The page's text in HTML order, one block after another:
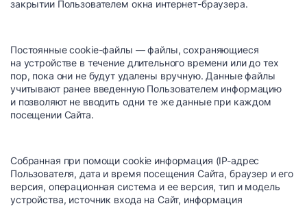
закрытии Пользователем окна интернет-браузера.
Постоянные cookie-файлы — файлы, сохраняющиеся
на устройстве в течение длительного времени или до тех
пор, пока они не будут удалены вручную. Данные файлы
учитывают ранее введенную Пользователем информацию
и позволяют не вводить одни те же данные при каждом
посещении Сайта.
Собранная при помощи cookie информация (IP-адрес
Пользователя, дата и время посещения Сайта, браузер и его
версия, операционная система и ее версия, тип и модель
устройства, источник входа на Сайт, информация